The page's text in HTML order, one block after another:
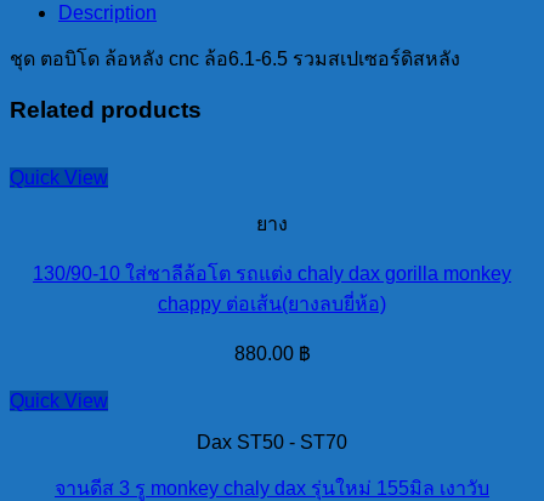
อร์ดิ
ลัง
Description
ชุด ตอบิโด ล้อหลัง cnc ล้อ6.1-6.5 รวมสเปเซอร์ดิสหลัง
Related products
Quick View
ยาง
130/90-10 ใส่ชาลีล้อโต รถแต่ง chaly dax gorilla monkey
chappy ต่อเส้น(ยางลบยี่ห้อ)
880.00 ฿
Quick View
Dax ST50 - ST70
จานดีส 3 รู monkey chaly dax รุ่นใหม่ 155มิล เงาวับ